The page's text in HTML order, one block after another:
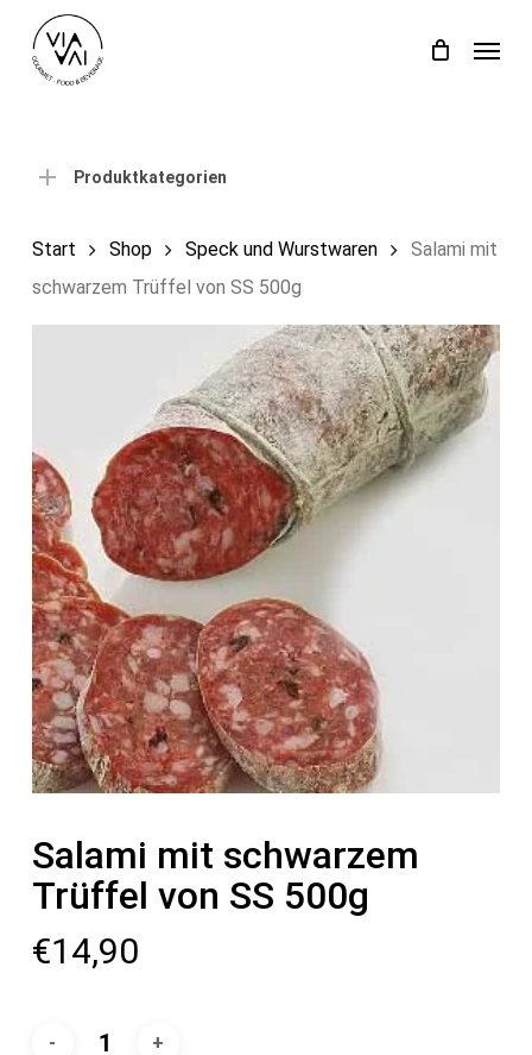
Einkaufswagen Close
Produktkategorien
Start Shop Speck und Wurstwaren
Salami mit
schwarzem Trüffel von SS 500g
Salami mit schwarzem
Trüffel von SS 500g
€14,90